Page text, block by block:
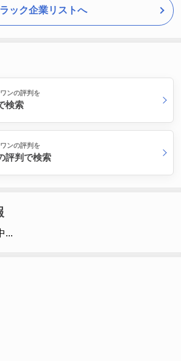
ック企業リストへ
ンの評判を
検索
ンの評判を
評判で検索
...